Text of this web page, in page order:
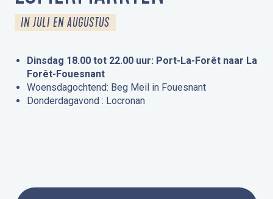
IN JULI EN AUGUSTUS
Dinsdag 18.00 tot 22.00 uur: Port-La-Forêt naar La
Forêt-Fouesnant
Woensdagochtend: Beg Meil in Fouesnant
Donderdagavond : Locronan